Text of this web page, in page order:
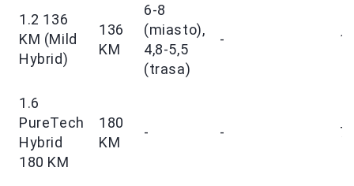
1.2 136
KM (Mild
Hybrid)
136
KM
6-8
(miasto),
4,8-5,5
(trasa)
-
1.6
PureTech
Hybrid
180 KM
180
KM
- -